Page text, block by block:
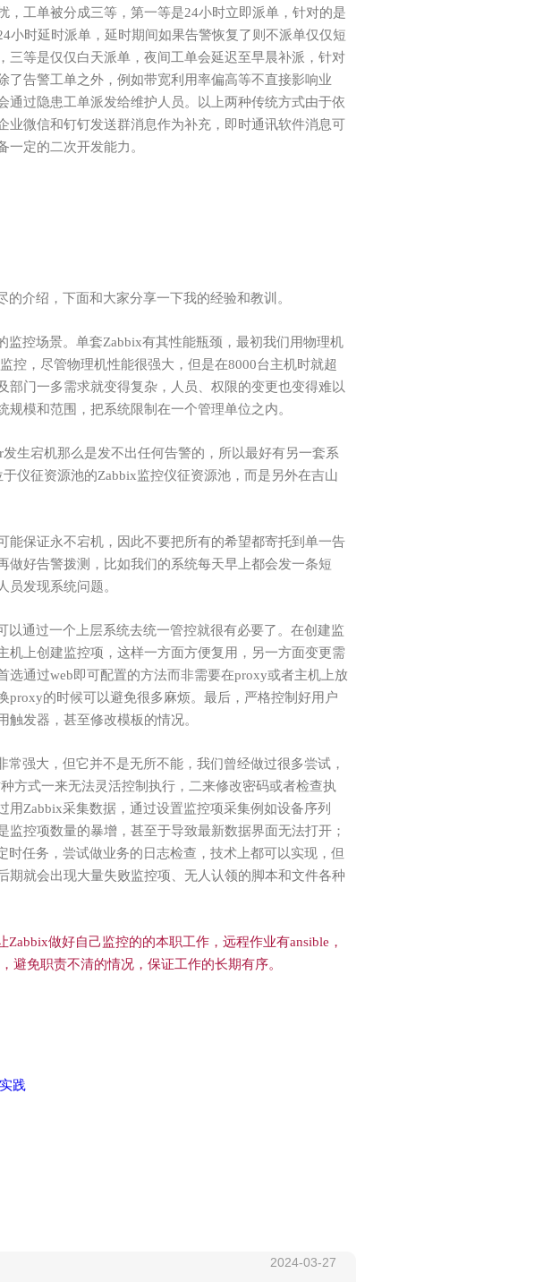
，工单被分成三等，第一等是24小时立即派单，针对的是
小时延时派单，延时期间如果告警恢复了则不派单仅仅短
三等是仅仅白天派单，夜间工单会延迟至早晨补派，针对
了告警工单之外，例如带宽利用率偏高等不直接影响业
通过隐患工单派发给维护人员。以上两种传统方式由于依
业微信和钉钉发送群消息作为补充，即时通讯软件消息可
一定的二次开发能力。
介绍，下面和大家分享一下我的经验和教训。
监控场景。单套Zabbix有其性能瓶颈，最初我们用物理机
控，尽管物理机性能很强大，但是在8000台主机时就超
部门一多需求就变得复杂，人员、权限的变更也变得难以
模和范围，把系统限制在一个管理单位之内。
生宕机那么是发不出任何告警的，所以最好有另一套系
仪征资源池的Zabbix监控仪征资源池，而是另外在吉山
能保证永不宕机，因此不要把所有的希望都寄托到单一告
做好告警拨测，比如我们的系统每天早上都会发一条短
员发现系统问题。
以通过一个上层系统去统一管控就很有必要了。在创建监
机上创建监控项，这样一方面方便复用，另一方面变更需
选通过web即可配置的方法而非需要在proxy或者主机上放
proxy的时候可以避免很多麻烦。最后，严格控制好用户
发器，甚至修改模板的情况。
常强大，但它并不是无所不能，我们曾经做过很多尝试，
方式一来无法灵活控制执行，二来修改密码或者检查执
Zabbix采集数据，通过设置监控项采集例如设备序列
控项数量的暴增，甚至于导致最新数据界面无法打开；
时任务，尝试做业务的日志检查，技术上都可以实现，但
期就会出现大量失败监控项、无人认领的脚本和文件各种
Zabbix做好自己监控的的本职工作，远程作业有ansible，
避免职责不清的情况，保证工作的长期有序。
践
2024-03-27